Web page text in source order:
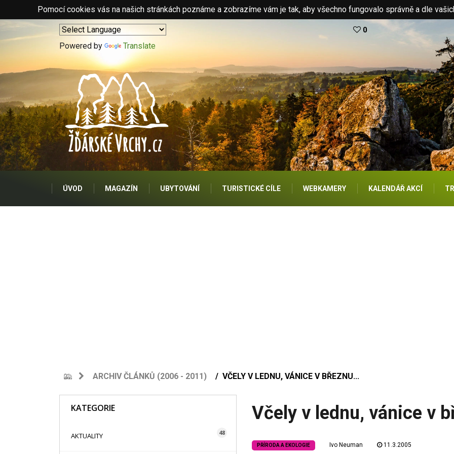
Pomocí cookies vás na našich stránkách poznáme a zobrazíme vám je tak, aby všechno fungovalo správně a dle
Powered by Translate
0
ÚVOD MAGAZÍN UBYTOVÁNÍ TURISTICKÉ CÍLE WEBKAMERY KALENDÁŘ AKCÍ
ARCHIV ČLÁNKŮ (2006 - 2011) VČELY V LEDNU, VÁNICE V BŘEZNU...
KATEGORIE
AKTUALITY 48
Včely v lednu, vánice v
PŘÍRODA A EKOLOGIE Ivo Neuman 11.3.2005